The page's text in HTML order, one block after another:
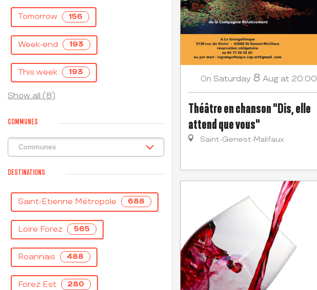
Tomorrow 156
Week-end 193
This week 193
Show all (8)
COMMUNES
DESTINATIONS
Saint-Etienne Métropole 688
Loire Forez 565
Roannais 488
Forez Est 280
On Saturday 8 Aug at 20:00
Théâtre en chanson "Dis, elle
attend que vous"
Saint-Genest-Malifaux